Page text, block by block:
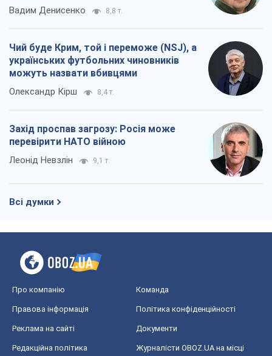
Вадим Денисенко 8,8 т.
Чий буде Крим, той і переможе (NSJ), а
українських футбольних чиновників
можуть назвати вбивцями
Олександр Кірш 8,4 т.
Захід проспав загрозу: Росія може
перевірити НАТО війною
Леонід Невзлін 9,1 т.
Всі думки
Про компанію Команда
Правова інформація Політика конфіденційності
Реклама на сайті Документи
Редакційна політика
Журналісти OBOZ.UA на місці